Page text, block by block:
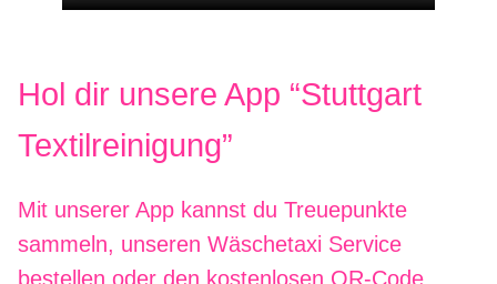
Hol dir unsere App “Stuttgart
Textilreinigung”
Mit unserer App kannst du Treuepunkte
sammeln, unseren Wäschetaxi Service
bestellen oder den kostenlosen QR-Code